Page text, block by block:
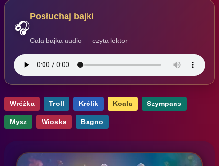
🎧
Posłuchaj bajki
Cała bajka audio — czyta lektor
Wróżka Troll Królik Koala Szympans
Mysz Wioska Bagno